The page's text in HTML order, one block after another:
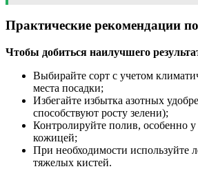
Практические рекомендации
Чтобы добиться наилучшего
Выбирайте сорт с учетом
места посадки;
Избегайте избытка азотных
способствуют росту зелени);
Контролируйте полив, особенно у
кожицей;
При необходимости используйте
тяжелых кистей.